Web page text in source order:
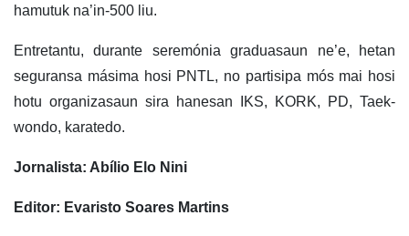
hamutuk na’in-500 liu.
Entretantu, durante seremónia graduasaun ne’e, hetan
seguransa másima hosi PNTL, no partisipa mós mai hosi
hotu organizasaun sira hanesan IKS, KORK, PD, Taek-
wondo, karatedo.
Jornalista: Abílio Elo Nini
Editor: Evaristo Soares Martins